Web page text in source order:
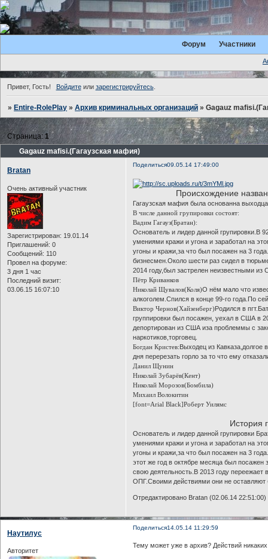
Форум Участники
Привет, Гость! Войдитеили зарегистрируйтесь.
»Entire-RolePlay »Архив криминальных организаций »Gagauz
Gagauz mafisi.(Гагаузская мафия)
Страница:1
Поделиться09.05.14 17:49:00
Bratan
Очень активный участник
Зарегистрирован: 19.01.14
Приглашений: 0
Сообщений: 110
Провел на форуме:
3 дня 1 час
Последний визит:
03.06.15 16:07:10
Происхождение
Гагаузская мафия была основанна
В числе данной групировки состоят:
Вадим Гагауз(Братан):
Основатель и лидер данной групировки.В
умениями кражи и угона и заработал на
угоны и кражи,за что был посажен на 3
бизнесмен.Около шести раз сидел в
2014 году,был застрелен неизвестными
Пётр Криванков
Николай Щувалов(Коля)О нём мало что
алкоголем.Спился в конце 99-го года.По
Виктор Чернов(Хайзенберг)Родился в
группировки был посажен, уехал в США в
депортирован из США иза проблеммы с
наркотиков,торговец.
Богдан Кристев:Выходец из Кавказа,долгое
дня перерезать горло за то что ему
Данил Щунин
Николай Зубарёв(Кент)
Николай Морозов(Бомбила)
Михаил Волокитин
[font=Arial Black]Роберт Уилямс
История
Основатель и лидер данной групировки
умениями кражи и угона и заработал на
угоны и кражи,за что был посажен на 3
этот же год в октябре месяца был посажен
свою деятельность.В 2013 году переежает
ОПГ.Своими действиями они не оставляют
Отредактировано Bratan (02.06.14 22:51:00)
Поделиться14.05.14 11:29:59
Наутилус
Авторитет
Тему может уже в архив? Действий никаких